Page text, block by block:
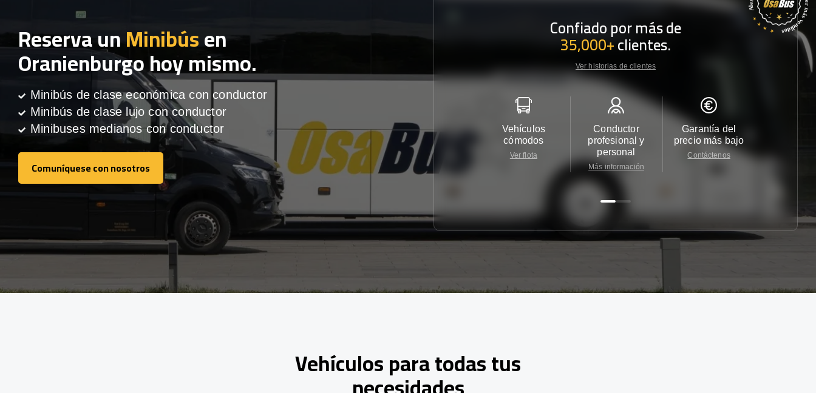
Reserva unMinibúsen
Oranienburgo hoy mismo.
Minibús de clase económica con conductor
Minibús de clase lujo con conductor
Minibuses medianos con conductor
Comuníquese con nosotros
Comuníquese con nosotros
Confiado por más de
35,000+clientes.
Ver historias de clientes
Vehículos
cómodos
Ver flota
Conductor
profesional y
personal
Más información
Garantía del
precio más bajo
Contáctenos
Vehículos para todas tus